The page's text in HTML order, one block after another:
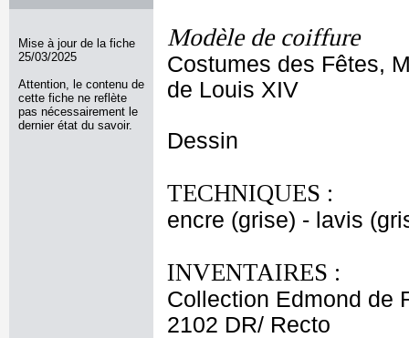
Mise à jour de la fiche
25/03/2025
Attention, le contenu de
cette fiche ne reflète
pas nécessairement le
dernier état du savoir.
Modèle de coiffure
Costumes des Fêtes,
de Louis XIV
Dessin
TECHNIQUES :
encre (grise) - lavis
INVENTAIRES :
Collection Edmond de
2102 DR/ Recto